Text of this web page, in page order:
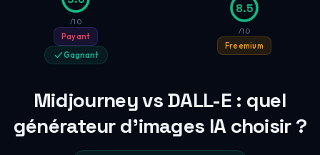
/10
Payant
Gagnant
8.5
/10
Freemium
Midjourney vs DALL-E : quel
générateur d'images IA choisir ?